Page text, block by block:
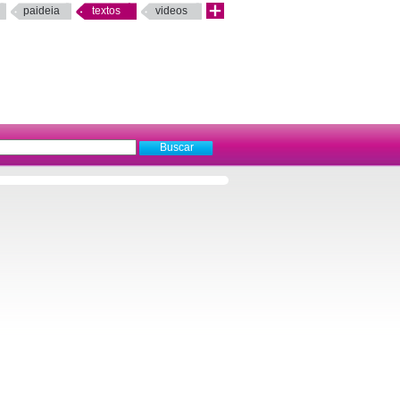
paideia textos videos